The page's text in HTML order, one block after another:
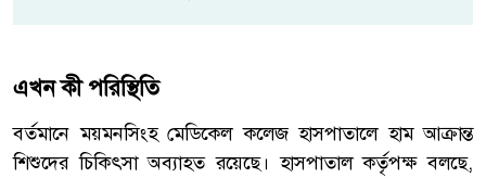
এখন কী পরিস্থিতি
বর্তমানে ময়মনসিংহ মেডিকেল কলেজ হাসপাতালে হাম আক্রান্ত
শিশুদের চিকিৎসা অব্যাহত রয়েছে। হাসপাতাল কর্তৃপক্ষ বলছে,